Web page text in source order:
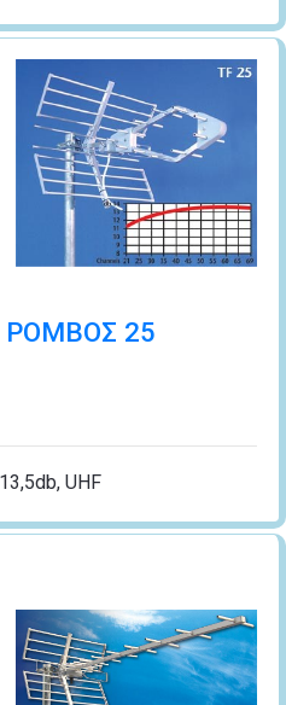
ΡΟΜΒΟΣ 25
UHF